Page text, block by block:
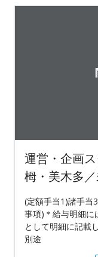
運営・企画
栂・美木多
(定額手当1)諸手当
事項)＊給与明細に
として明細に記載
別途